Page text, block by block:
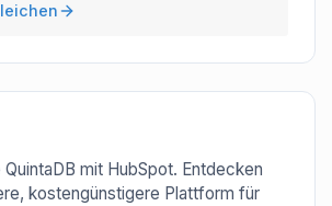
mit HubSpot. Entdecken
kostengünstigere Plattform für